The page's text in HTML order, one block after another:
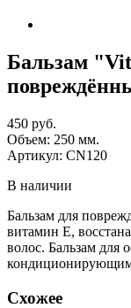
Бальзам
450 руб.
Объем: 250 мм.
Артикул: CN120
В наличии
Бальзам для
витамин Е,
волос. Бальзам для
Схожее